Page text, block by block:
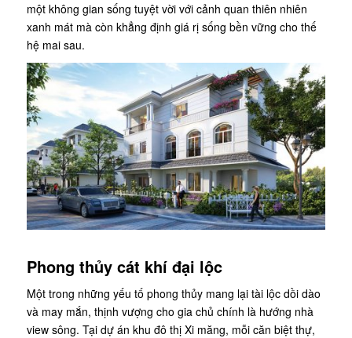
một không gian sống tuyệt vời với cảnh quan thiên nhiên
xanh mát mà còn khẳng định giá rị sống bền vững cho thế
hệ mai sau.
Phong thủy cát khí đại lộc
Một trong những yếu tố phong thủy mang lại tài lộc dồi dào
và may mắn, thịnh vượng cho gia chủ chính là hướng nhà
view sông. Tại dự án khu đô thị Xi măng, mỗi căn biệt thự,